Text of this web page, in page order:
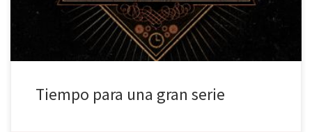
Tiempo para una gran serie